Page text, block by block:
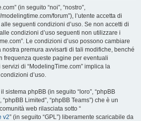
(in seguito “noi”, “nostro”,
forum”), l’utente accetta di
seguenti condizioni d’uso. Se non accetti di
condizioni d’uso seguenti non utilizzare i
Le condizioni d’uso possono cambiare
premura avvisarti di tali modifiche, benché
frequenza queste pagine per eventuali
di “ModelingTime.com” implica la
d’uso.
sistema phpBB (in seguito “loro”, “phpBB
“phpBB Limited”, “phpBB Teams”) che è un
web rilasciata sotto “
v2” (in seguito “GPL”) liberamente scaricabile da